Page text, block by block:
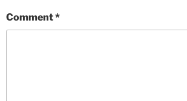
Comment*